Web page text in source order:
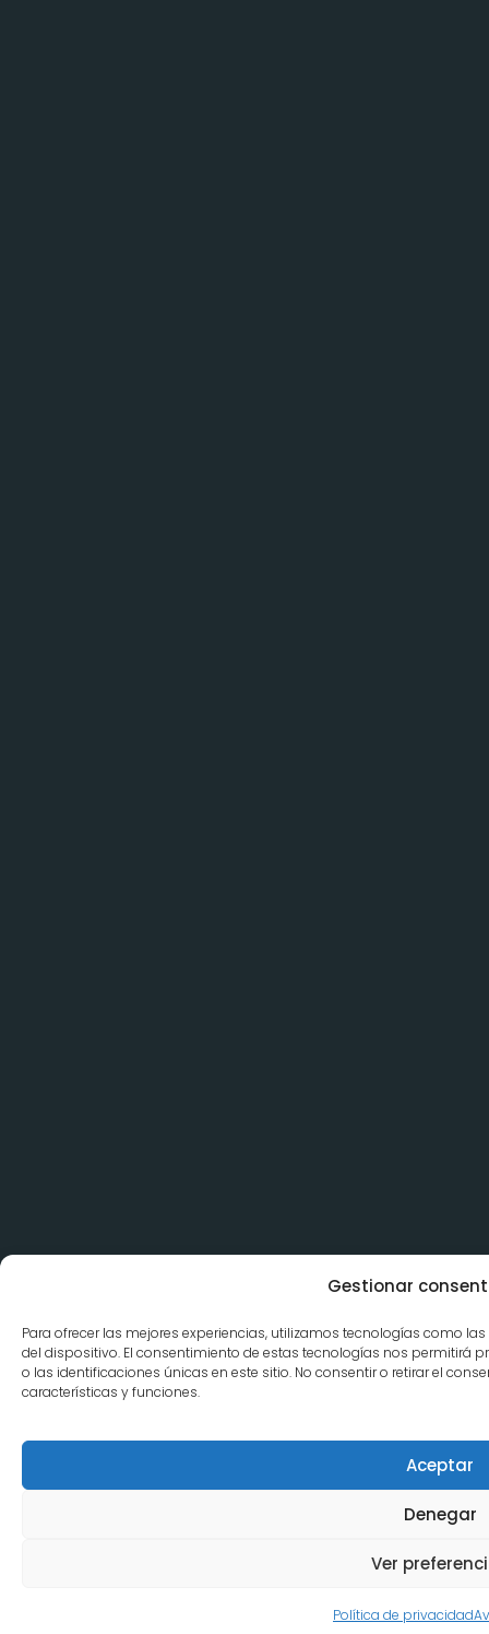
Gestionar
Para ofrecer las mejores experiencias, utilizamos tecnologías como
del dispositivo. El consentimiento de estas tecnologías nos permitirá
o las identificaciones únicas en este sitio. No consentir o retirar el
características y funciones.
Aceptar
Denegar
Ver
Política de privacidad